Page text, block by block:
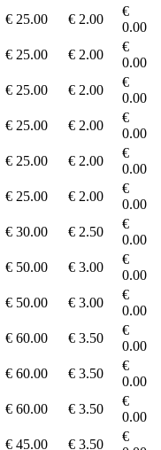
€ 25.00 € 2.00
€
0.00
€ 25.00 € 2.00
€
0.00
€ 25.00 € 2.00
€
0.00
€ 25.00 € 2.00
€
0.00
€ 25.00 € 2.00
€
0.00
€ 25.00 € 2.00
€
0.00
€ 30.00 € 2.50
€
0.00
€ 50.00 € 3.00
€
0.00
€ 50.00 € 3.00
€
0.00
€ 60.00 € 3.50
€
0.00
€ 60.00 € 3.50
€
0.00
€ 60.00 € 3.50
€
0.00
€ 45.00 € 3.50
€